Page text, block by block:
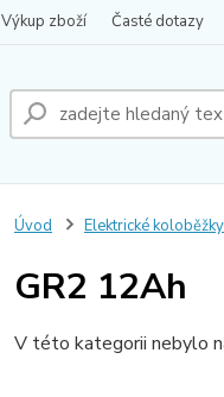
Výkup zboží Časté dotazy
Úvod Elektrické koloběžky
GR2 12Ah
V této kategorii nebylo